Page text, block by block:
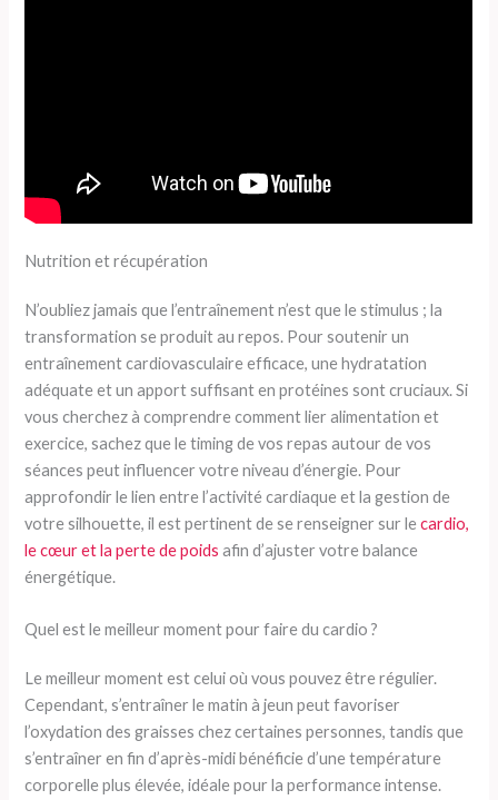
Nutrition et récupération
N’oubliez jamais que l’entraînement n’est que le stimulus ; la
transformation se produit au repos. Pour soutenir un
entraînement cardiovasculaire efficace, une hydratation
adéquate et un apport suffisant en protéines sont cruciaux. Si
vous cherchez à comprendre comment lier alimentation et
exercice, sachez que le timing de vos repas autour de vos
séances peut influencer votre niveau d’énergie. Pour
approfondir le lien entre l’activité cardiaque et la gestion de
votre silhouette, il est pertinent de se renseigner sur lecardio,
le cœur et la perte de poids afin d’ajuster votre balance
énergétique.
Quel est le meilleur moment pour faire du cardio ?
Le meilleur moment est celui où vous pouvez être régulier.
Cependant, s’entraîner le matin à jeun peut favoriser
l’oxydation des graisses chez certaines personnes, tandis que
s’entraîner en fin d’après-midi bénéficie d’une température
corporelle plus élevée, idéale pour la performance intense.